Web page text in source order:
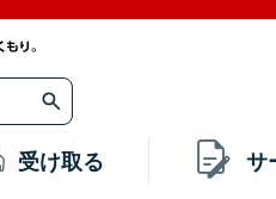
受け取る サ